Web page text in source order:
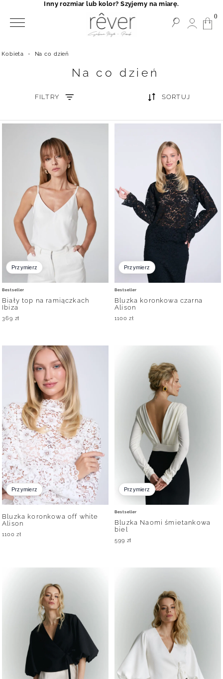
Kobieta - Na co dzień
Na co dzień
FILTRY SORTUJ
Przymierz
Biały top na ramiączkach
Ibiza
369 zł
Bestseller
Przymierz
Bluzka koronkowa czarna
Alison
1100zł
Bestseller
Przymierz
Bluzka koronkowa off white
Alison
1100zł
Przymierz
Bluzka Naomi śmietankowa
biel
599 zł
Bestseller
0
Inny rozmiar lub kolor? Szyjemy na miarę.